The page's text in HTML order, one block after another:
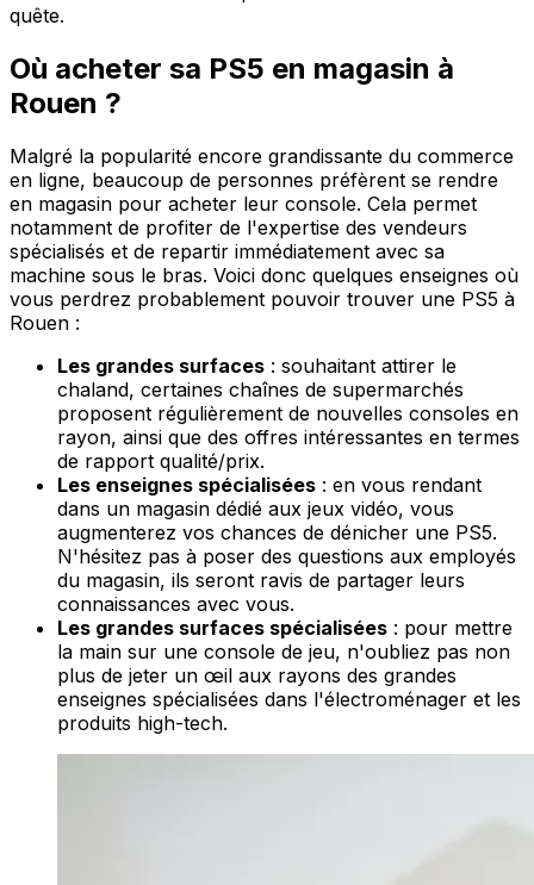
quête.
Où acheter sa PS5 en magasin à
Rouen ?
Malgré la popularité encore grandissante du commerce
en ligne, beaucoup de personnes préfèrent se rendre
en magasin pour acheter leur console. Cela permet
notamment de profiter de l'expertise des vendeurs
spécialisés et de repartir immédiatement avec sa
machine sous le bras. Voici donc quelques enseignes où
vous perdrez probablement pouvoir trouver une PS5 à
Rouen :
Les grandes surfaces : souhaitant attirer le
chaland, certaines chaînes de supermarchés
proposent régulièrement de nouvelles consoles en
rayon, ainsi que des offres intéressantes en termes
de rapport qualité/prix.
Les enseignes spécialisées : en vous rendant
dans un magasin dédié aux jeux vidéo, vous
augmenterez vos chances de dénicher une PS5.
N'hésitez pas à poser des questions aux employés
du magasin, ils seront ravis de partager leurs
connaissances avec vous.
Les grandes surfaces spécialisées : pour mettre
la main sur une console de jeu, n'oubliez pas non
plus de jeter un œil aux rayons des grandes
enseignes spécialisées dans l'électroménager et les
produits high-tech.